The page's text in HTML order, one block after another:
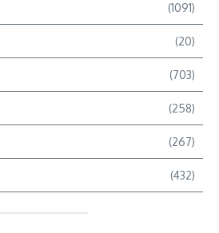
(1091)
(20)
(703)
(258)
(267)
(432)